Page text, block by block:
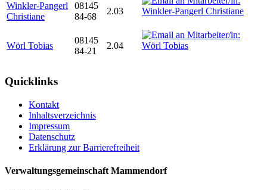
Winkler-Pangerl
Christiane
08145
84-68
2.03
Wörl Tobias
08145
84-21
2.04
Quicklinks
Kontakt
Inhaltsverzeichnis
Impressum
Datenschutz
Erklärung zur Barrierefreiheit
Verwaltungsgemeinschaft Mammendorf